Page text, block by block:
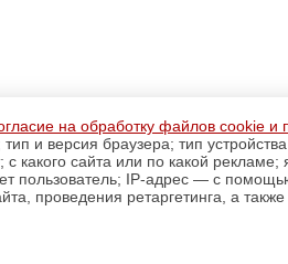
на обработку файлов cookie и
и версия браузера; тип
с какого сайта или по какой
пользователь; IP-адрес — с
проведения ретаргетинга, а также